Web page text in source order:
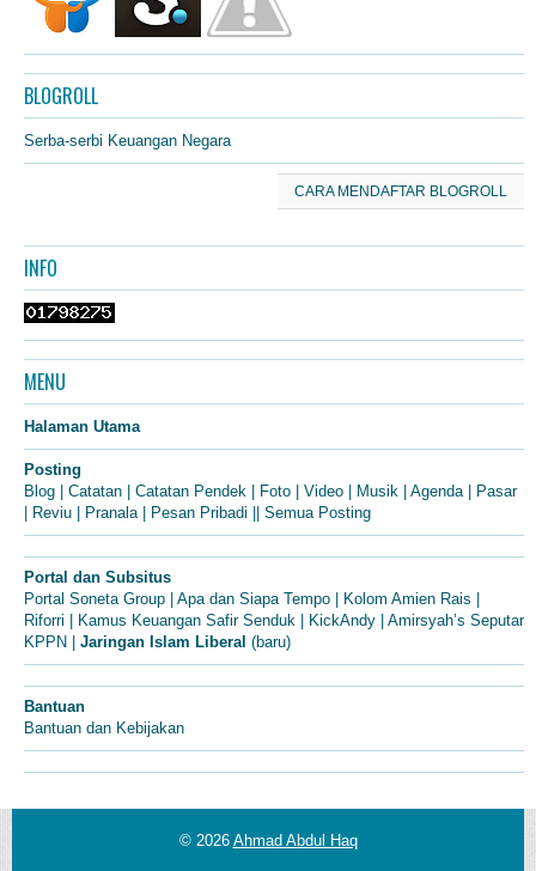
BLOGROLL
Serba-serbi Keuangan Negara
CARA MENDAFTAR BLOGROLL
INFO
MENU
Halaman Utama
Posting
Blog
Catatan Catatan Pendek Foto Video Musik Agenda|
Pasar
Reviu Pranala| Pesan Pribadi Semua Posting
Portal dan Subsitus
Portal Soneta Group
Apa dan Siapa Tempo Kolom Amien Rais
Riforri
Kamus Keuangan Safir Senduk KickAndy
Amirsyah’s Seputar
KPPN
Jaringan Islam Liberal (baru)
Bantuan
Bantuan dan Kebijakan
© 2026 Ahmad Abdul Haq